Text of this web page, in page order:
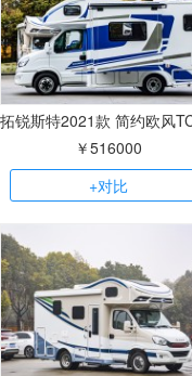
￥516000
+对比